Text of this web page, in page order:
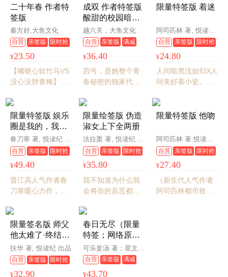
狸君” 南禹衡 & 天
才音乐少女 秦嫣】
“等你去外面看过这
个世界后，如果你
依然没有改变主
意，回来，到我身
边。”
无数欢欣与雀跃。
情
二十年春 作者特
签版
秦方好,大鱼文化
自营 亲签版 限时抢
¥23.50
【嘴硬心软竹马VS
没心没肺青梅】 谱
酸涩暗恋 ——从五
岁到二十五岁，你
是我等了二十年的
春天。
成双 作者特签版
酸甜的校园暗恋
心事
越六关，大鱼文化
自营 亲签版 满减
满折
¥36.40
四号，是她整个青
春秘密的独家代
少女心思的唯一密
钥。
限量特签版 着迷
自营 亲签版 限时抢
¥24.80
人间暗黑沈如归X人
间美好慕小瓷。沈
暗，却在坠落悬崖
之前抓住了一缕
望。他离开的那
天，藏了多年的秘
密被公之于众，慕
瓷才知道他那般拼
命并非为名为利，
而是为了她。·悦读
限量特签版 娱乐
圈是我的，我是
你的（上中下） 春刀寒 著, 悦读纪 出品
自营 亲签版 限时抢
¥49.40
晋江高人气作者春
刀寒暖心力作，晋
分超50亿，随书附
赠Q版手幅明信片·
悦读纪·
限量绘签版 伪造
淑女上下全两册
法拉栗 著, 悦读纪 出品
自营 亲签版 限时抢
¥35.80
我不知道为什么我
会将你的喜恶都记
我很早就开始爱你
了。——柏泽清 我
知道现在你更喜欢
他，可是他没有来
找你。嫁给我，以
后，你会更喜欢
限量特签版 他吻
阿司匹林 著,悦读纪出品
自营 亲签版 限时抢
¥27.40
（新生代人气作者
阿司匹林都市救赎
限量签名版 师父
他太难了·终结篇
(上下)
扶华 著, 悦读纪 出品
自营 亲签版 限时抢
¥32.90
春日无尽（限量
特签；网络原名
《投喂病弱男
配》；暖萌系作
者可乐姜汤GB向
自营 亲签版 满减
满折
¥43.70